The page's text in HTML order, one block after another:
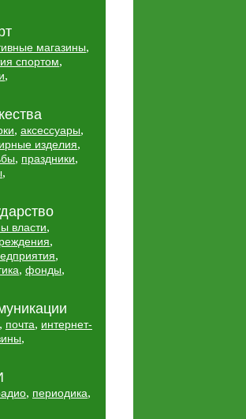
магазины,
спортом,
,
, аксессуары,
изделия,
, праздники,
,
власти,
,
,
, фонды,
, почта, интернет-
,
, периодика,